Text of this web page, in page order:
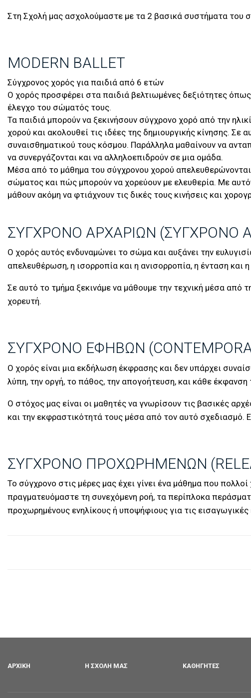
Στη Σχολή μας ασχολούμαστε με τα 2 βασικά συστήματα του
MODERN BALLET
Σύγχρονος χορός για παιδιά από 6 ετών
Ο χορός προσφέρει στα παιδιά βελτιωμένες δεξιότητες
έλεγχο του σώματός τους.
Τα παιδιά μπορούν να ξεκινήσουν σύγχρονο χορό από την
χορού και ακολουθεί τις ιδέες της δημιουργικής κίνησης.
συναισθηματικού τους κόσμου. Παράλληλα μαθαίνουν να
να συνεργάζονται και να αλληλοεπιδρούν σε μια ομάδα.
Μέσα από το μάθημα του σύγχρονου χορού
σώματος και πώς μπορούν να χορεύουν με ελευθερία. Με
μάθουν ακόμη να φτιάχνουν τις δικές τους κινήσεις και
ΣΎΓΧΡΟΝΟ ΑΡΧΆΡΙΩΝ (ΣΎΓΧΡΟΝΟ
Ο χορός αυτός ενδυναμώνει το σώμα και αυξάνει την
απελευθέρωση, η ισορροπία και η ανισορροπία, η ένταση και
Σε αυτό το τμήμα ξεκινάμε να μάθουμε την τεχνική μέσα από
χορευτή.
ΣΎΓΧΡΟΝΟ ΕΦΉΒΩΝ
Ο χορός είναι μια εκδήλωση έκφρασης και δεν υπάρχει
λύπη, την οργή, το πάθος, την απογοήτευση, και κάθε
Ο στόχος μας είναι οι μαθητές να γνωρίσουν τις βασικές
και την εκφραστικότητά τους μέσα από τον αυτό σχεδιασμό.
ΣΎΓΧΡΟΝΟ ΠΡΟΧΩΡΗΜΈΝΩΝ
Το σύγχρονο στις μέρες μας έχει γίνει ένα μάθημα που
πραγματευόμαστε τη συνεχόμενη ροή, τα περίπλοκα
προχωρημένους ενηλίκους ή υποψήφιους για τις
ΑΡΧΙΚΉ Η ΣΧΟΛΉ ΜΑΣ ΚΑΘΗΓΗΤΈΣ